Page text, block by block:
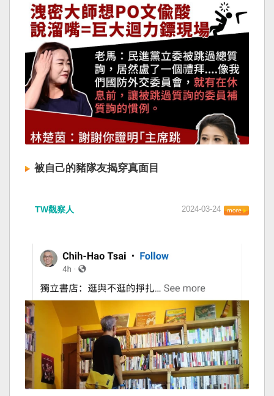
被自己的豬隊友揭穿真面目
TW觀察人 2024-03-24